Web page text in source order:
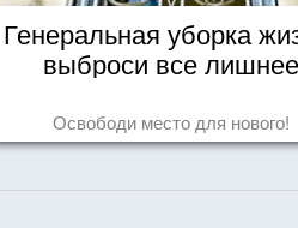
Генеральная уборка
выброси все лишнее
Освободи место для нового!